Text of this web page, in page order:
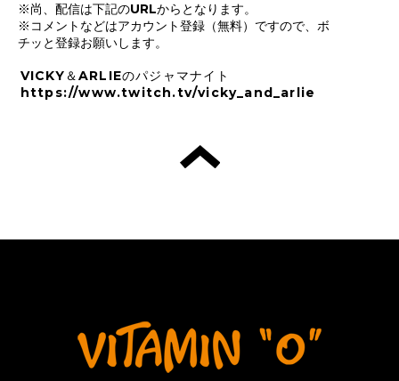
※尚、配信は下記のURLからとなります。
※コメントなどはアカウント登録（無料）ですので、ボ
チッと登録お願いします。
VICKY＆ARLIEのパジャマナイト
https://www.twitch.tv/vicky_and_arlie